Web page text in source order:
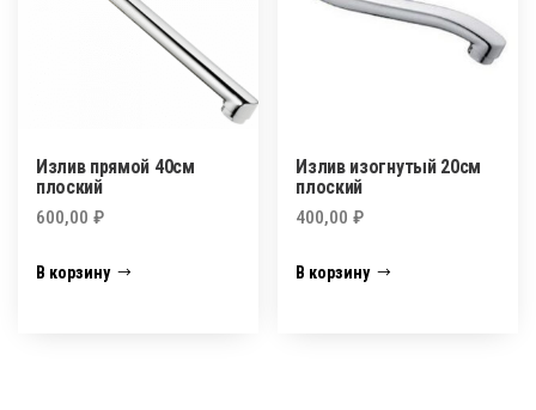
Излив прямой 40см
плоский
600,00 ₽
В корзину
Излив изогнутый 20см
плоский
400,00₽
В корзину